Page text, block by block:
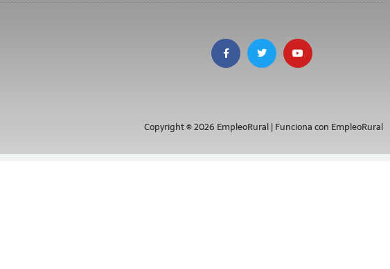
Copyright © 2026 EmpleoRural | Funciona con EmpleoRural